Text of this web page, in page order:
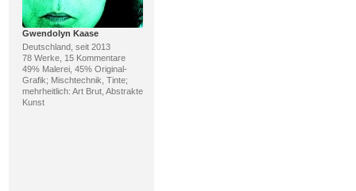
Gwendolyn Kaase
Deutschland, seit 2013
78 Werke, 15 Kommentare
49% Malerei, 45% Original-
Grafik; Mischtechnik, Tinte;
mehrheitlich: Art Brut, Abstrakte
Kunst